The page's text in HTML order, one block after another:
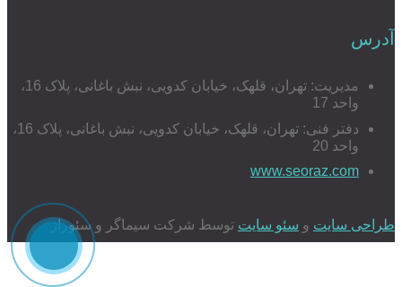
آدرس
مدیریت: تهران، قلهک، خیابان کدویی، نبش باغانی، پلاک 16،
واحد 17
دفتر فنی: تهران، قلهک، خیابان کدویی، نبش باغانی، پلاک 16،
واحد 20
www.seoraz.com
طراحی سایت و سئو سایت توسط شرکت سیماگر و سئوراز